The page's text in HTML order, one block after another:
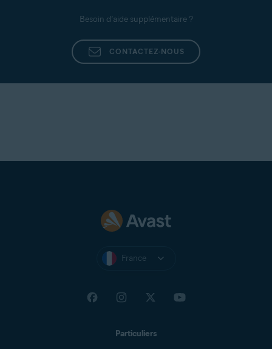
Besoin d’aide supplémentaire ?
CONTACTEZ-NOUS
France
Particuliers